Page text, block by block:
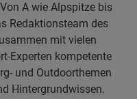
A wie Alpspitze bis
Redaktionsteam des
mit vielen
Experten kompetente
und Outdoorthemen
Hintergrundwissen.